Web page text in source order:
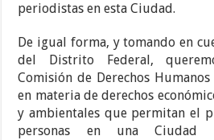
periodistas en esta Ciudad.
De igual forma, y tomando en
del Distrito Federal,
Comisión de Derechos
en materia de derechos
y ambientales que permitan el
personas en una Ciudad